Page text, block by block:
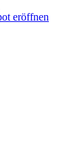
eröffnen